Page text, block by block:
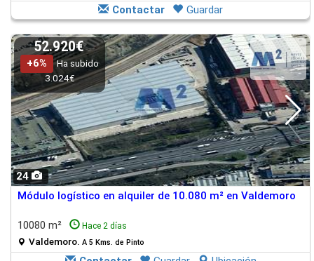
Contactar Guardar
24
52.920€
+6%
Ha subido
3.024€
Módulo logístico en alquiler de 10.080 m² en Valdemoro
10080 m² Hace 2 días
Valdemoro. A 5 Kms. de Pinto